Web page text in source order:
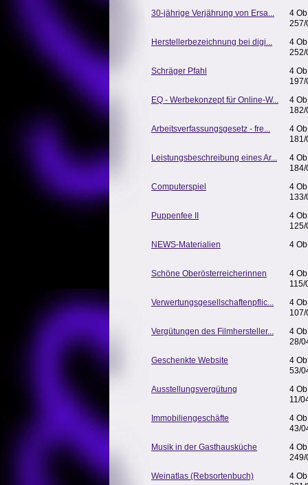
30-jährige Verjährung von Ersa...
4 Ob
257/
Herstellerbezeichnung bei digi...
4 Ob
252/
Schräger Pfahl
4 Ob
197/
EQ - Werbekonzept für Online-W...
4 Ob
182/
Arbeitsverfassungsgesetz - fre...
4 Ob
181/
Leistungsbeschreibung eines Ar...
4 Ob
184/
Computerspiel
4 Ob
133/
Puppenfee II
4 Ob
125/
NEWS-Materialien
4
Schöne Oberösterreicherinnen
4 Ob
115/
Verwertungsgesellschaftenpflic...
4 Ob
Vergütungen des Filmhersteller...
4 Ob
28/
Geschenkte Website
4 Ob
53/
Ausstellungsvergütung
4 Ob
11/
Immobiliengeschäfte
4 Ob
43/
Musik in der Gasthausküche
4 Ob
249/
Weinatlas (Rebsortenbuch)
4 Ob